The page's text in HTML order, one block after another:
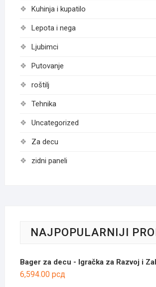
Kuhinja i kupatilo
Lepota i nega
Ljubimci
Putovanje
roštilj
Tehnika
Uncategorized
Za decu
zidni paneli
NAJPOPULARNIJI
Bager za decu - Igračka za Razvoj i
6,594.00 рсд